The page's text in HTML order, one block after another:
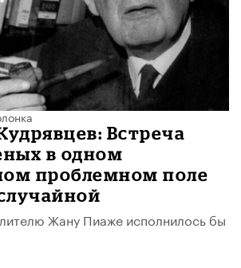
Встреча
в одном
проблемном поле
Жану Пиаже исполнилось бы